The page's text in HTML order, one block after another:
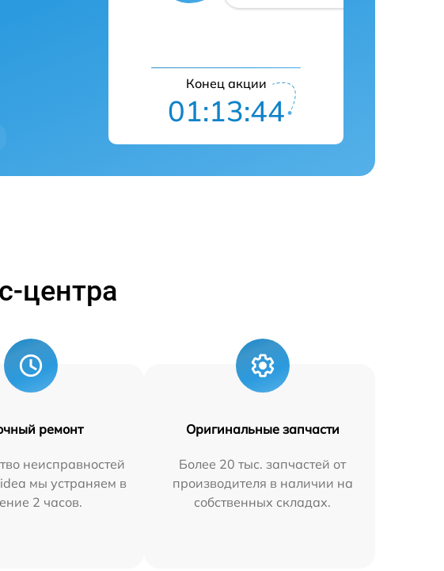
Конец акции
01:13:42
центра
ремонт
неисправностей
мы устраняем в
2 часов.
Оригинальные запчасти
Более 20 тыс. запчастей от
производителя в наличии на
собственных складах.